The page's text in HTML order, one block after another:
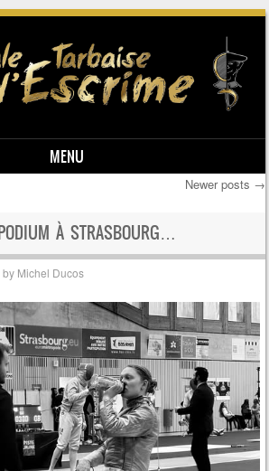
MENU
Newer posts →
À STRASBOURG…
by Michel Ducos